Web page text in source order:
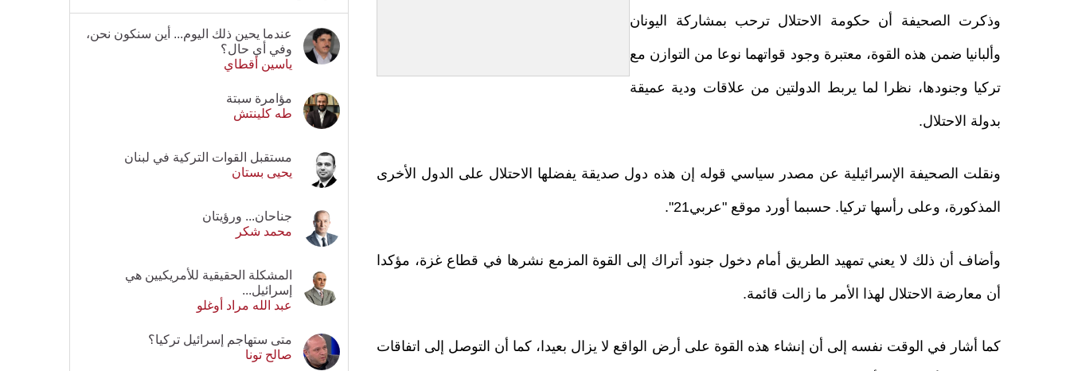
وذكرت الصحيفة أن حكومة الاحتلال ترحب بمشاركة اليونان
وألبانيا ضمن هذه القوة، معتبرة وجود قواتهما نوعا من التوازن مع
تركيا وجنودها، نظرا لما يربط الدولتين من علاقات ودية عميقة
بدولة الاحتلال.
ونقلت الصحيفة الإسرائيلية عن مصدر سياسي قوله إن هذه دول صديقة يفضلها الاحتلال على الدول الأخرى
المذكورة، وعلى رأسها تركيا. حسبما أورد موقع "عربي21".
وأضاف أن ذلك لا يعني تمهيد الطريق أمام دخول جنود أتراك إلى القوة المزمع نشرها في قطاع غزة، مؤكدا
أن معارضة الاحتلال لهذا الأمر ما زالت قائمة.
كما أشار في الوقت نفسه إلى أن إنشاء هذه القوة على أرض الواقع لا يزال بعيدا، كما أن التوصل إلى اتفاقات
عندما يحين ذلك اليوم... أين سنكون نحن،
وفي أي حال؟
ياسين أقطاي
مؤامرة سبتة
طه كلينتش
مستقبل القوات التركية في لبنان
يحيى بستان
جناحان... ورؤيتان
محمد شكر
المشكلة الحقيقية للأمريكيين هي
إسرائيل...
عبد الله مراد أوغلو
متى ستهاجم إسرائيل تركيا؟
صالح تونا